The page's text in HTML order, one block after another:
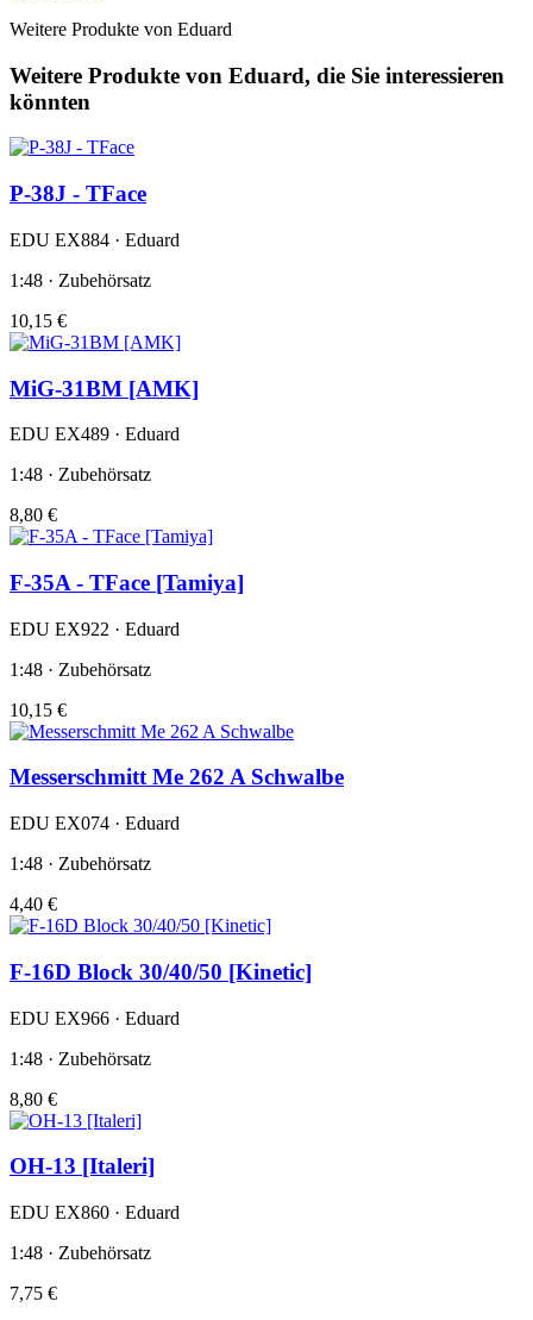
Weitere Produkte von Eduard
Weitere Produkte von Eduard, die Sie interessieren
könnten
P-38J - TFace
EDU EX884 · Eduard
1:48 · Zubehörsatz
10,15 €
MiG-31BM [AMK]
EDU EX489 · Eduard
1:48 · Zubehörsatz
8,80 €
F-35A - TFace [Tamiya]
EDU EX922 · Eduard
1:48 · Zubehörsatz
10,15 €
Messerschmitt Me 262 A Schwalbe
EDU EX074 · Eduard
1:48 · Zubehörsatz
4,40 €
F-16D Block 30/40/50 [Kinetic]
EDU EX966 · Eduard
1:48 · Zubehörsatz
8,80 €
OH-13 [Italeri]
EDU EX860 · Eduard
1:48 · Zubehörsatz
7,75 €